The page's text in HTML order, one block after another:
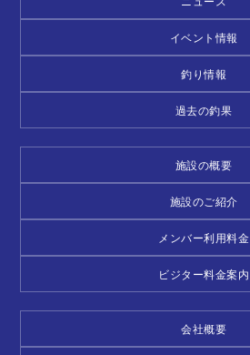
イベント情報
釣り情報
過去の釣果
施設の概要
施設のご紹介
メンバー利用料金
ビジター料金案内
会社概要